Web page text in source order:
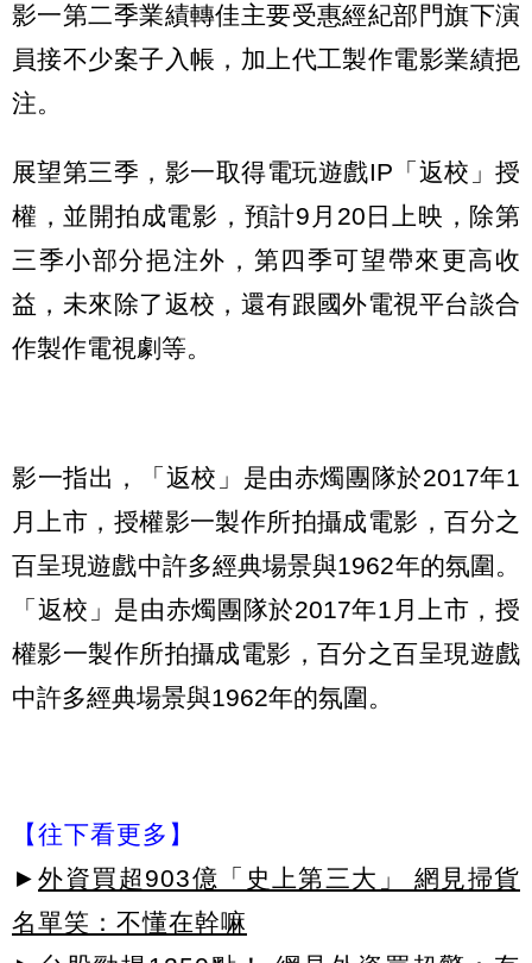
影一第二季業績轉佳主要受惠經紀部門旗下演
員接不少案子入帳，加上代工製作電影業績挹
注。
展望第三季，影一取得電玩遊戲IP「返校」授
權，並開拍成電影，預計9月20日上映，除第
三季小部分挹注外，第四季可望帶來更高收
益，未來除了返校，還有跟國外電視平台談合
作製作電視劇等。
影一指出，「返校」是由赤燭團隊於2017年1
月上市，授權影一製作所拍攝成電影，百分之
百呈現遊戲中許多經典場景與1962年的氛圍。
「返校」是由赤燭團隊於2017年1月上市，授
權影一製作所拍攝成電影，百分之百呈現遊戲
中許多經典場景與1962年的氛圍。
【往下看更多】
► 外資買超903億「史上第三大」 網見掃貨
名單笑：不懂在幹嘛